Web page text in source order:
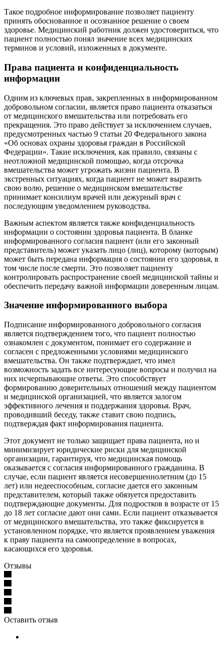
Такое подробное информирование позволяет пациенту
принять обоснованное и осознанное решение о своем
здоровье. Медицинский работник должен удостовериться, что
пациент полностью понял значение всех медицинских
терминов и условий, изложенных в документе.
Права пациента и конфиденциальность
информации
Одним из ключевых прав, закрепленных в информированном
добровольном согласии, является право пациента отказаться
от медицинского вмешательства или потребовать его
прекращения. Это право действует за исключением случаев,
предусмотренных частью 9 статьи 20 Федерального закона
«Об основах охраны здоровья граждан в Российской
Федерации». Такие исключения, как правило, связаны с
неотложной медицинской помощью, когда отсрочка
вмешательства может угрожать жизни пациента. В
экстренных ситуациях, когда пациент не может выразить
свою волю, решение о медицинском вмешательстве
принимает консилиум врачей или дежурный врач с
последующим уведомлением руководства.
Важным аспектом является также конфиденциальность
информации о состоянии здоровья пациента. В бланке
информированного согласия пациент (или его законный
представитель) может указать лицо (лиц), которому (которым)
может быть передана информация о состоянии его здоровья, в
том числе после смерти. Это позволяет пациенту
контролировать распространение своей медицинской тайны и
обеспечить передачу важной информации доверенным лицам.
Значение информированного выбора
Подписание информированного добровольного согласия
является подтверждением того, что пациент полностью
ознакомлен с документом, понимает его содержание и
согласен с предложенными условиями медицинского
вмешательства. Он также подтверждает, что имел
возможность задать все интересующие вопросы и получил на
них исчерпывающие ответы. Это способствует
формированию доверительных отношений между пациентом
и медицинской организацией, что является залогом
эффективного лечения и поддержания здоровья. Врач,
проводивший беседу, также ставит свою подпись,
подтверждая факт информирования пациента.
Этот документ не только защищает права пациента, но и
минимизирует юридические риски для медицинской
организации, гарантируя, что медицинская помощь
оказывается с согласия информированного гражданина. В
случае, если пациент является несовершеннолетним (до 15
лет) или недееспособным, согласие дается его законным
представителем, который также обязуется предоставить
подтверждающие документы. Для подростков в возрасте от 15
до 18 лет согласие дают они сами. Если пациент отказывается
от медицинского вмешательства, это также фиксируется в
установленном порядке, что является проявлением уважения
к праву пациента на самоопределение в вопросах,
касающихся его здоровья.
Отзывы
Оставить отзыв